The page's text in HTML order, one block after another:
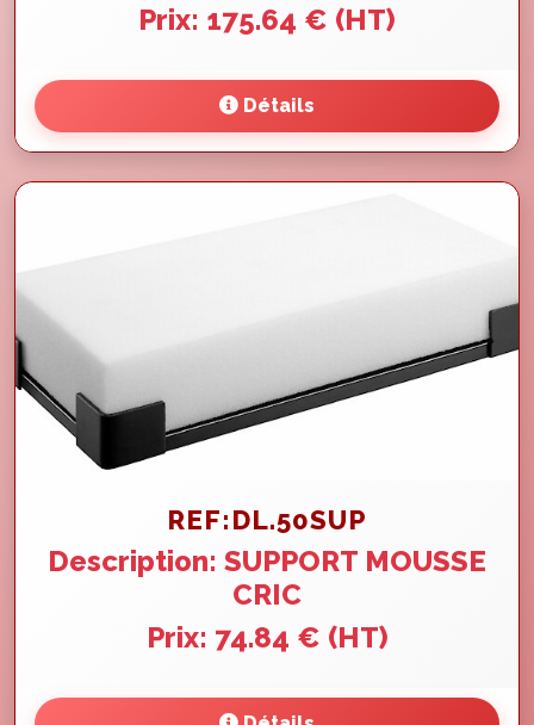
Prix: 175.64 € (HT)
Détails
REF:DL.50SUP
Description: SUPPORT MOUSSE
CRIC
Prix: 74.84 € (HT)